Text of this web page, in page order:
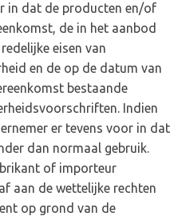
in dat de producten en/of
de in het aanbod
eisen van
en de op de datum van
bestaande
Indien
er tevens voor in dat
dan normaal gebruik.
of importeur
aan de wettelijke rechten
op grond van de